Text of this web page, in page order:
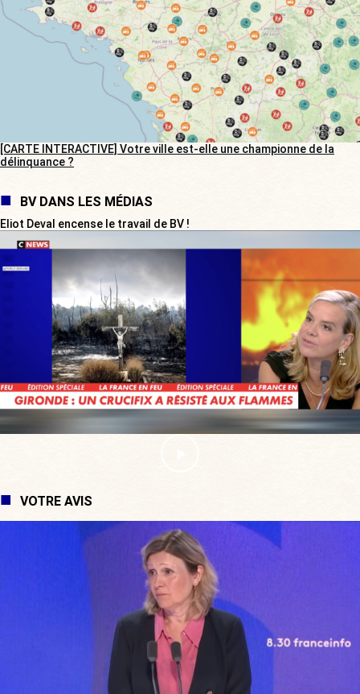
[CARTE INTERACTIVE] Votre ville est-elle une championne de la
délinquance ?
BV DANS LES MÉDIAS
Eliot Deval encense le travail de BV !
VOTRE AVIS